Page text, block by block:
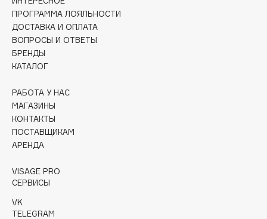
Cottolina
Crescina
Cunzite
D
d'Alba
DARLING*
Davines
ПРОГРАММА ЛОЯЛЬНОСТИ
ДОСТАВКА И ОПЛАТА
ВОПРОСЫ И ОТВЕТЫ
БРЕНДЫ
КАТАЛОГ
РАБОТА У НАС
МАГАЗИНЫ
КОНТАКТЫ
ПОСТАВЩИКАМ
АРЕНДА
VISAGE PRO
СЕРВИСЫ
VK
TELEGRAM